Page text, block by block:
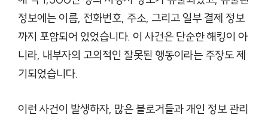
정보에는 이름, 전화번호, 주소, 그리고 일부 결제 정보
까지 포함되어 있었습니다. 이 사건은 단순한 해킹이 아
니라, 내부자의 고의적인 잘못된 행동이라는 주장도 제
기되었습니다.
이런 사건이 발생하자, 많은 블로거들과 개인 정보 관리